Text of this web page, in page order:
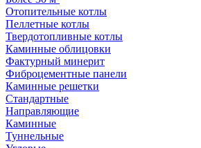
Отопительные котлы
Пеллетные котлы
Твердотопливные котлы
Каминные облицовки
Фактурный минерит
Фиброцементные панели
Каминные решетки
Стандартные
Направляющие
Каминные
Туннельные